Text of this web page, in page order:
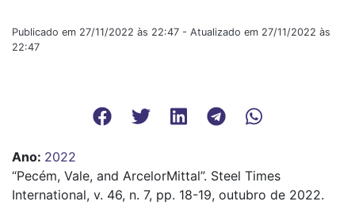
Publicado em 27/11/2022 às 22:47 - Atualizado em 27/11/2022 às
22:47
Ano: 2022
“Pecém, Vale, and ArcelorMittal”. Steel Times
International, v. 46, n. 7, pp. 18-19, outubro de 2022.